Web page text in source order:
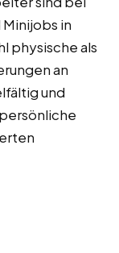
in
physische als
an
und